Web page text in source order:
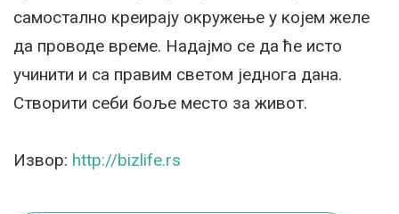
самостално креирају окружење у којем желе
да проводе време. Надајмо се да ће исто
учинити и са правим светом једнога дана.
Створити себи боље место за живот.
Извор: http://bizlife.rs